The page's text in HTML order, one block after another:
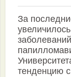
За
тенденцию